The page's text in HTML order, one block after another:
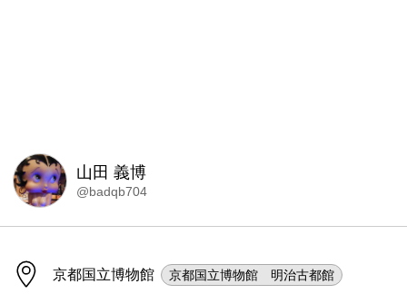
山田 義博
@badqb704
京都国立博物館 京都国立博物館 明治古都館